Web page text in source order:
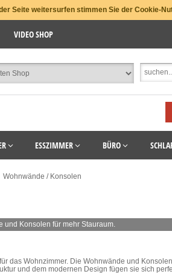
Seite weitersurfen stimmen Sie der Cookie-
VIDEO SHOP
ESSZIMMER BÜRO
Wohnwände / Konsolen
und Konsolen für mehr Stauraum.
das Wohnzimmer. Die Wohnwände und
und dem modernen Design fügen sie sich